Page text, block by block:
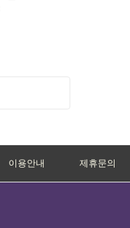
이용안내 제휴문의